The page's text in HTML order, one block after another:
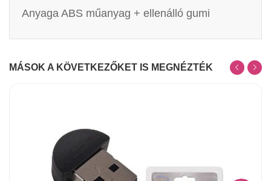
Anyaga ABS műanyag + ellenálló gumi
MÁSOK A KÖVETKEZŐKET IS MEGNÉZTÉK